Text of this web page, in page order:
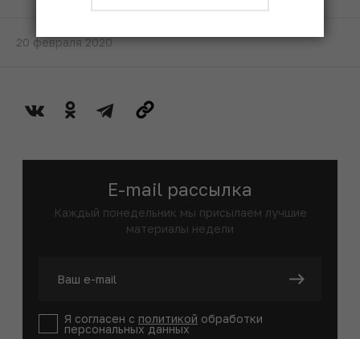
20 февраля 2020
E-mail рассылка
Каждый понедельник мы присылаем лучшие
материалы недели
Я согласен с политикой обработки
персональных данных